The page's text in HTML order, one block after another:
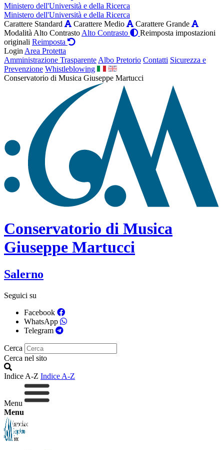
Ministero dell'Università e della Ricerca
Ministero dell'Università e della Ricerca
Carattere Standard
Carattere Medio
Carattere Grande
Modalità Alto Contrasto Alto Contrasto
Reimposta impostazioni
originali Reimposta
Login Area Protetta
Amministrazione Trasparente Albo Pretorio Contatti Sicurezza e
Prevenzione Whistleblowing
Conservatorio di Musica Giuseppe Martucci
Conservatorio di Musica
Giuseppe Martucci
Salerno
Seguici su
Facebook
WhatsApp
Telegram
Cerca
Cerca nel sito
Indice A-Z Indice A-Z
Menu
Menu